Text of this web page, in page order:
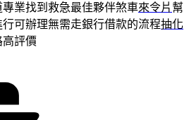
業找到救急最佳夥伴煞車來令片 幫
可辦理無需走銀行借款的流程抽化
評價